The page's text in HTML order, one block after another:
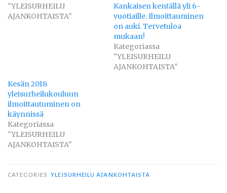
"YLEISURHEILU
AJANKOHTAISTA"
Kankaisen kentällä yli 6-
vuotiaille. Ilmoittauminen
on auki. Tervetuloa
mukaan!
Kategoriassa
"YLEISURHEILU
AJANKOHTAISTA"
Kesän 2018
yleisurheilukouluun
ilmoittautuminen on
käynnissä
Kategoriassa
"YLEISURHEILU
AJANKOHTAISTA"
CATEGORIES YLEISURHEILU AJANKOHTAISTA